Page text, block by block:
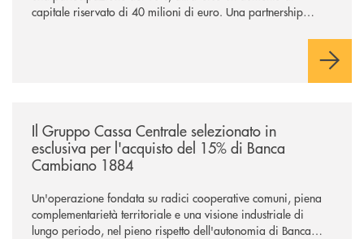
capitale riservato di 40 milioni di euro. Una partnership
comuni e sulla prossimità ai territori, per ampliare l’offerta e
Il Gruppo Cassa Centrale selezionato in
esclusiva per l'acquisto del 15% di Banca
Cambiano 1884
Un'operazione fondata su radici cooperative comuni, piena
complementarietà territoriale e una visione industriale di
lungo periodo, nel pieno rispetto dell'autonomia di Banca